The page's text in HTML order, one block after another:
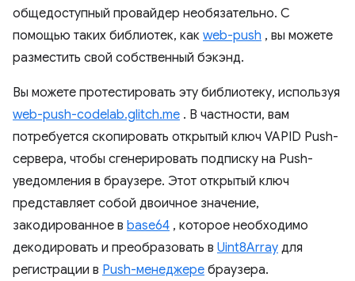
общедоступный провайдер необязательно. С
помощью таких библиотек, как web-push , вы можете
разместить свой собственный бэкэнд.
Вы можете протестировать эту библиотеку, используя
web-push-codelab.glitch.me . В частности, вам
потребуется скопировать открытый ключ VAPID Push-
сервера, чтобы сгенерировать подписку на Push-
уведомления в браузере. Этот открытый ключ
представляет собой двоичное значение,
закодированное в base64 , которое необходимо
декодировать и преобразовать в Uint8Array для
регистрации в Push-менеджере браузера.